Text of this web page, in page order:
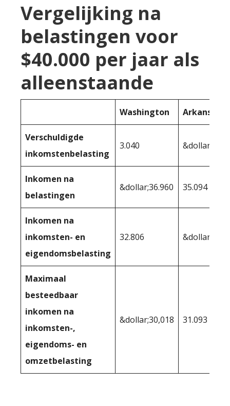
Vergelijking na
belastingen voor
$40.000 per jaar als
alleenstaande
Washington Arkansas
Verschuldigde
inkomstenbelasting
3.040
Inkomen na
belastingen
&dollar;36.960 35.094
Inkomen na
inkomsten- en
eigendomsbelasting
32.806
Maximaal
besteedbaar
inkomen na
inkomsten-,
eigendoms- en
omzetbelasting
&dollar;30,018 31.093